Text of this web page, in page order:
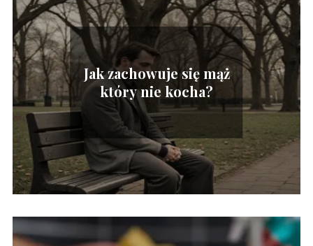
Jak zachowuje się mąż
który nie kocha?